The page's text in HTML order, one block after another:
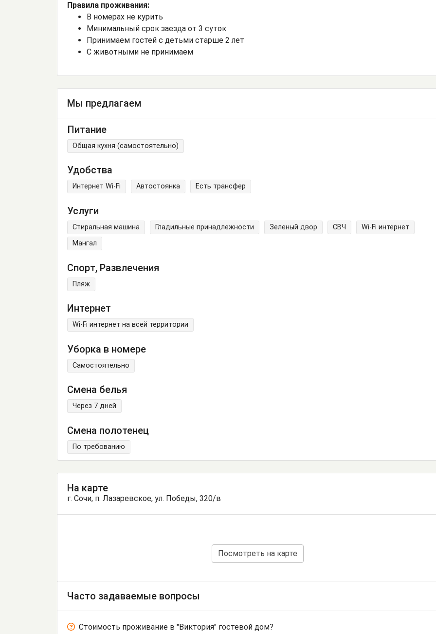
Правила проживания:
В номерах не курить
Минимальный срок заезда от 3 суток
Принимаем гостей с детьми старше 2 лет
С животными не принимаем
Мы предлагаем
Питание
Общая кухня (самостоятельно)
Удобства
Интернет Wi-Fi Автостоянка Есть трансфер
Услуги
Стиральная машина Гладильные принадлежности Зеленый двор СВЧ
Wi-Fi интернет
Мангал
Спорт, Развлечения
Пляж
Интернет
Wi-Fi интернет на всей территории
Уборка в номере
Самостоятельно
Смена белья
Через 7 дней
Смена полотенец
По требованию
На карте
г. Сочи, п. Лазаревское, ул. Победы, 320/в
Посмотреть на карте
Часто задаваемые вопросы
Стоимость проживание в "Виктория" гостевой дом?